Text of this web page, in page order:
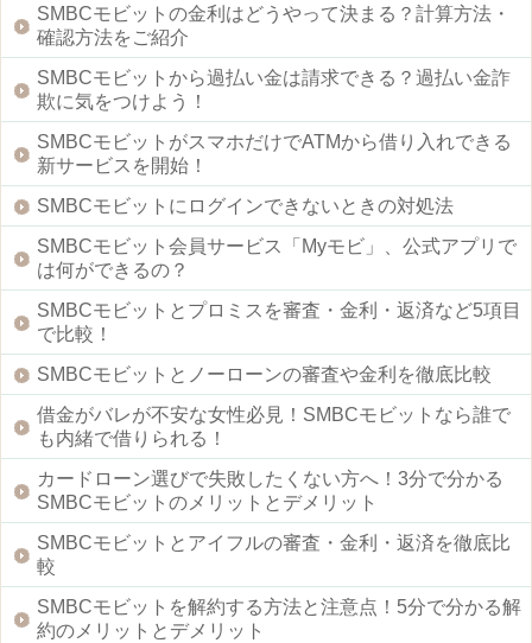
SMBCモビットの金利はどうやって決まる？計算方法・
確認方法をご紹介
SMBCモビットから過払い金は請求できる？過払い金詐
欺に気をつけよう！
SMBCモビットがスマホだけでATMから借り入れできる
新サービスを開始！
SMBCモビットにログインできないときの対処法
SMBCモビット会員サービス「Myモビ」、公式アプリで
は何ができるの？
SMBCモビットとプロミスを審査・金利・返済など5項目
で比較！
SMBCモビットとノーローンの審査や金利を徹底比較
借金がバレが不安な女性必見！SMBCモビットなら誰で
も内緒で借りられる！
カードローン選びで失敗したくない方へ！3分で分かる
SMBCモビットのメリットとデメリット
SMBCモビットとアイフルの審査・金利・返済を徹底比
較
SMBCモビットを解約する方法と注意点！5分で分かる解
約のメリットとデメリット